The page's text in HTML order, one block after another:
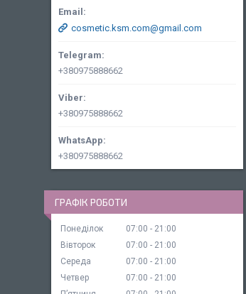
cosmetic.ksm.com@gmail.com
+380975888662
+380975888662
+380975888662
ГРАФІК РОБОТИ
Понеділок 07:00
21:00
Вівторок
07:00
21:00
Середа
07:00
21:00
Четвер
07:00
21:00